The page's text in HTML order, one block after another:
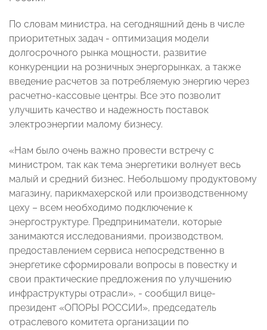
По словам министра, на сегодняшний день в числе
приоритетных задач - оптимизация модели
долгосрочного рынка мощности, развитие
конкуренции на розничных энергорынках, а также
введение расчетов за потребляемую энергию через
расчетно-кассовые центры. Все это позволит
улучшить качество и надежность поставок
электроэнергии малому бизнесу.
«Нам было очень важно провести встречу с
министром, так как тема энергетики волнует весь
малый и средний бизнес. Небольшому продуктовому
магазину, парикмахерской или производственному
цеху – всем необходимо подключение к
энергоструктуре. Предприниматели, которые
занимаются исследованиями, производством,
предоставлением сервиса непосредственно в
энергетике сформировали вопросы в повестку и
свои практические предложения по улучшению
инфраструктуры отрасли», - сообщил вице-
президент «ОПОРЫ РОССИИ», председатель
отраслевого комитета организации по